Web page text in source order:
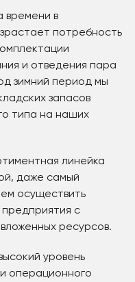
времени в
потребность
и отведения пара
зимний период мы
запасов
типа на наших
линейка
даже самый
осуществить
предприятия с
ресурсов.
уровень
операционного